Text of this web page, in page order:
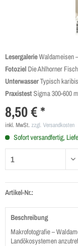
LesergalerieWaldameisen
Fotoziel Die Ahlhorner
UnterwasserTypisch
PraxistestSigma 300-600
8,50 € *
inkl. MwSt. zzgl. Versandkosten
Sofort versandfertig,
Artikel-Nr.:
Beschreibung
Makrofotografie –
Landökosystemen